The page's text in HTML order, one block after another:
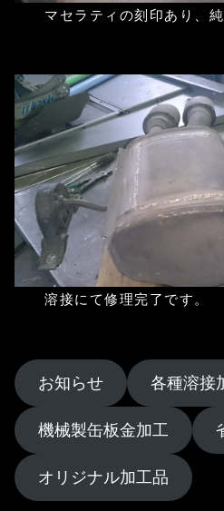
マセラティの刻印あり、純
溶接にて修理完了です。
お知らせ 各種溶接
機械製缶板金加工
オリジナル加工品